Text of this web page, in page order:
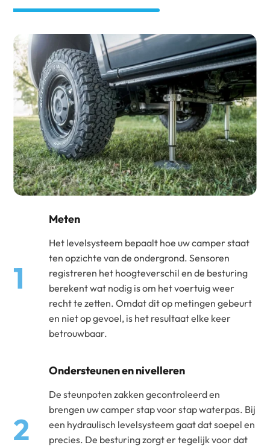
1
Meten
Het levelsysteem bepaalt hoe uw camper staat
ten opzichte van de ondergrond. Sensoren
registreren het hoogteverschil en de besturing
berekent wat nodig is om het voertuig weer
recht te zetten. Omdat dit op metingen gebeurt
en niet op gevoel, is het resultaat elke keer
betrouwbaar.
2
Ondersteunen en nivelleren
De steunpoten zakken gecontroleerd en
brengen uw camper stap voor stap waterpas. Bij
een hydraulisch levelsysteem gaat dat soepel en
precies. De besturing zorgt er tegelijk voor dat